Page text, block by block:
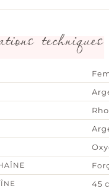
techniques
45